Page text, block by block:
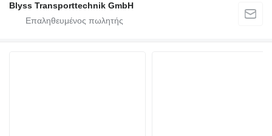
Blyss Transporttechnik GmbH